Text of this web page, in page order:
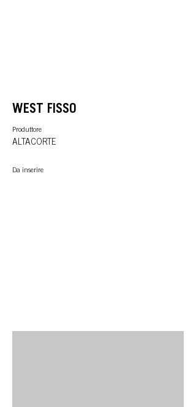
WEST FISSO
Produttore
ALTACORTE
Da inserire